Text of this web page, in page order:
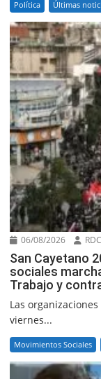
Política Últimas
06/08/2026
San Cayetano
sociales
Trabajo y
Las
viernes...
Movimientos Sociales